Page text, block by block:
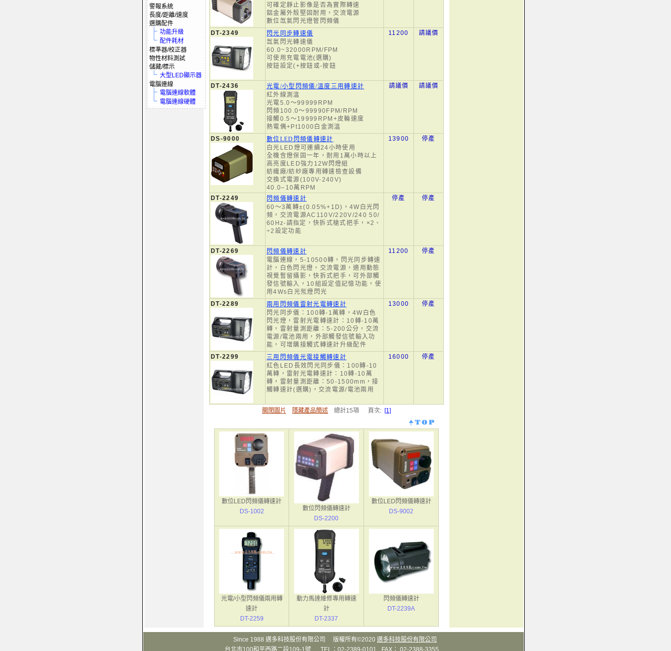
警報系統
長度/距離/速度
選購配件
功能升級
配件耗材
標準器/校正器
物性材料測試
儲藏/標示
大型LED顯示器
電腦連線
電腦連線軟體
電腦連線硬體
可確定靜止影像是否為實際轉速
鋁金屬外殼堅固耐用，交流電源
數位氙氣閃光燈管閃頻儀
DT-2349
閃光同步轉速儀
氙氣閃光轉速儀
60.0~32000RPM/FPM
可使用充電電池(選購)
按鈕設定(+按鈕或-按鈕
11200 請議價
DT-2436
光電/小型閃頻儀/溫度三用轉速計
紅外線測溫
光電5.0～99999RPM
閃頻100.0～99990FPM/RPM
接觸0.5～19999RPM+皮輪速度
熱電偶+Pt1000白金測溫
請議價 請議價
DS-9000
數位LED閃頻儀轉速計
白光LED燈可連續24小時使用
全機含燈保固一年，耐用1萬小時以上
高亮度LED強力12W閃燈組
紡織廠/紡紗廠專用轉速檢查設備
交換式電源(100V-240V)
40.0–10萬RPM
13900 停產
DT-2249
閃頻儀轉速計
60～3萬轉±(0.05%+1D)，4W白光閃
頻，交流電源AC110V/220V/240 50/
60Hz-請指定，快拆式槍式把手，×2、
÷2設定功能
停產 停產
DT-2269
閃頻儀轉速計
電腦連線，5-10500轉，閃光同步轉速
計，白色閃光燈，交流電源，適用動態
視覺暫留攝影，快拆式把手，可外部觸
發信號輸入，10組設定值記憶功能，使
用4Ws白光氖燈閃光
11200 停產
DT-2289
兩用閃頻儀雷射光電轉速計
閃光同步儀：100轉-1萬轉，4W白色
閃光燈，雷射光電轉速計：10轉-10萬
轉，雷射量測距離：5-200公分，交流
電源/電池兩用，外部觸發信號輸入功
能，可增購接觸式轉速計升級配件
13000 停產
DT-2299
三用閃頻儀光電接觸轉速計
紅色LED長效閃光同步儀：100轉-10
萬轉，雷射光電轉速計：10轉-10萬
轉，雷射量測距離：50-1500mm，接
觸轉速計(選購)，交流電源/電池兩用
16000 停產
關閉圖片 隱藏產品簡述 總計15項 頁次: [1]
數位LED閃頻儀轉速計
DS-1002
數位閃頻儀轉速計
DS-2200
數位LED閃頻儀轉速計
DS-9002
光電/小型閃頻儀兩用轉
速計
DT-2259
動力馬達維修專用轉速
計
DT-2337
閃頻儀轉速計
DT-2239A
Since 1988 邁多科技股份有限公司 版權所有©2020 邁多科技股份有限公司
台北市100和平西路二段109-1號
TEL：02-2389-0101 FAX： 02-2388-3355